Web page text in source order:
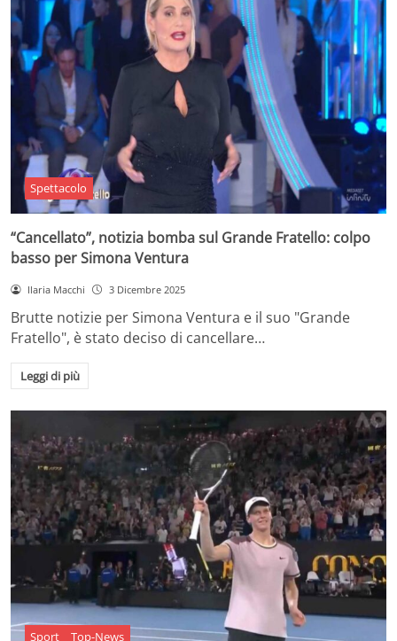
Spettacolo
“Cancellato”, notizia bomba sul Grande Fratello: colpo
basso per Simona Ventura
Ilaria Macchi 3 Dicembre 2025
Brutte notizie per Simona Ventura e il suo "Grande
Fratello", è stato deciso di cancellare…
Leggi di più
Sport Top-News